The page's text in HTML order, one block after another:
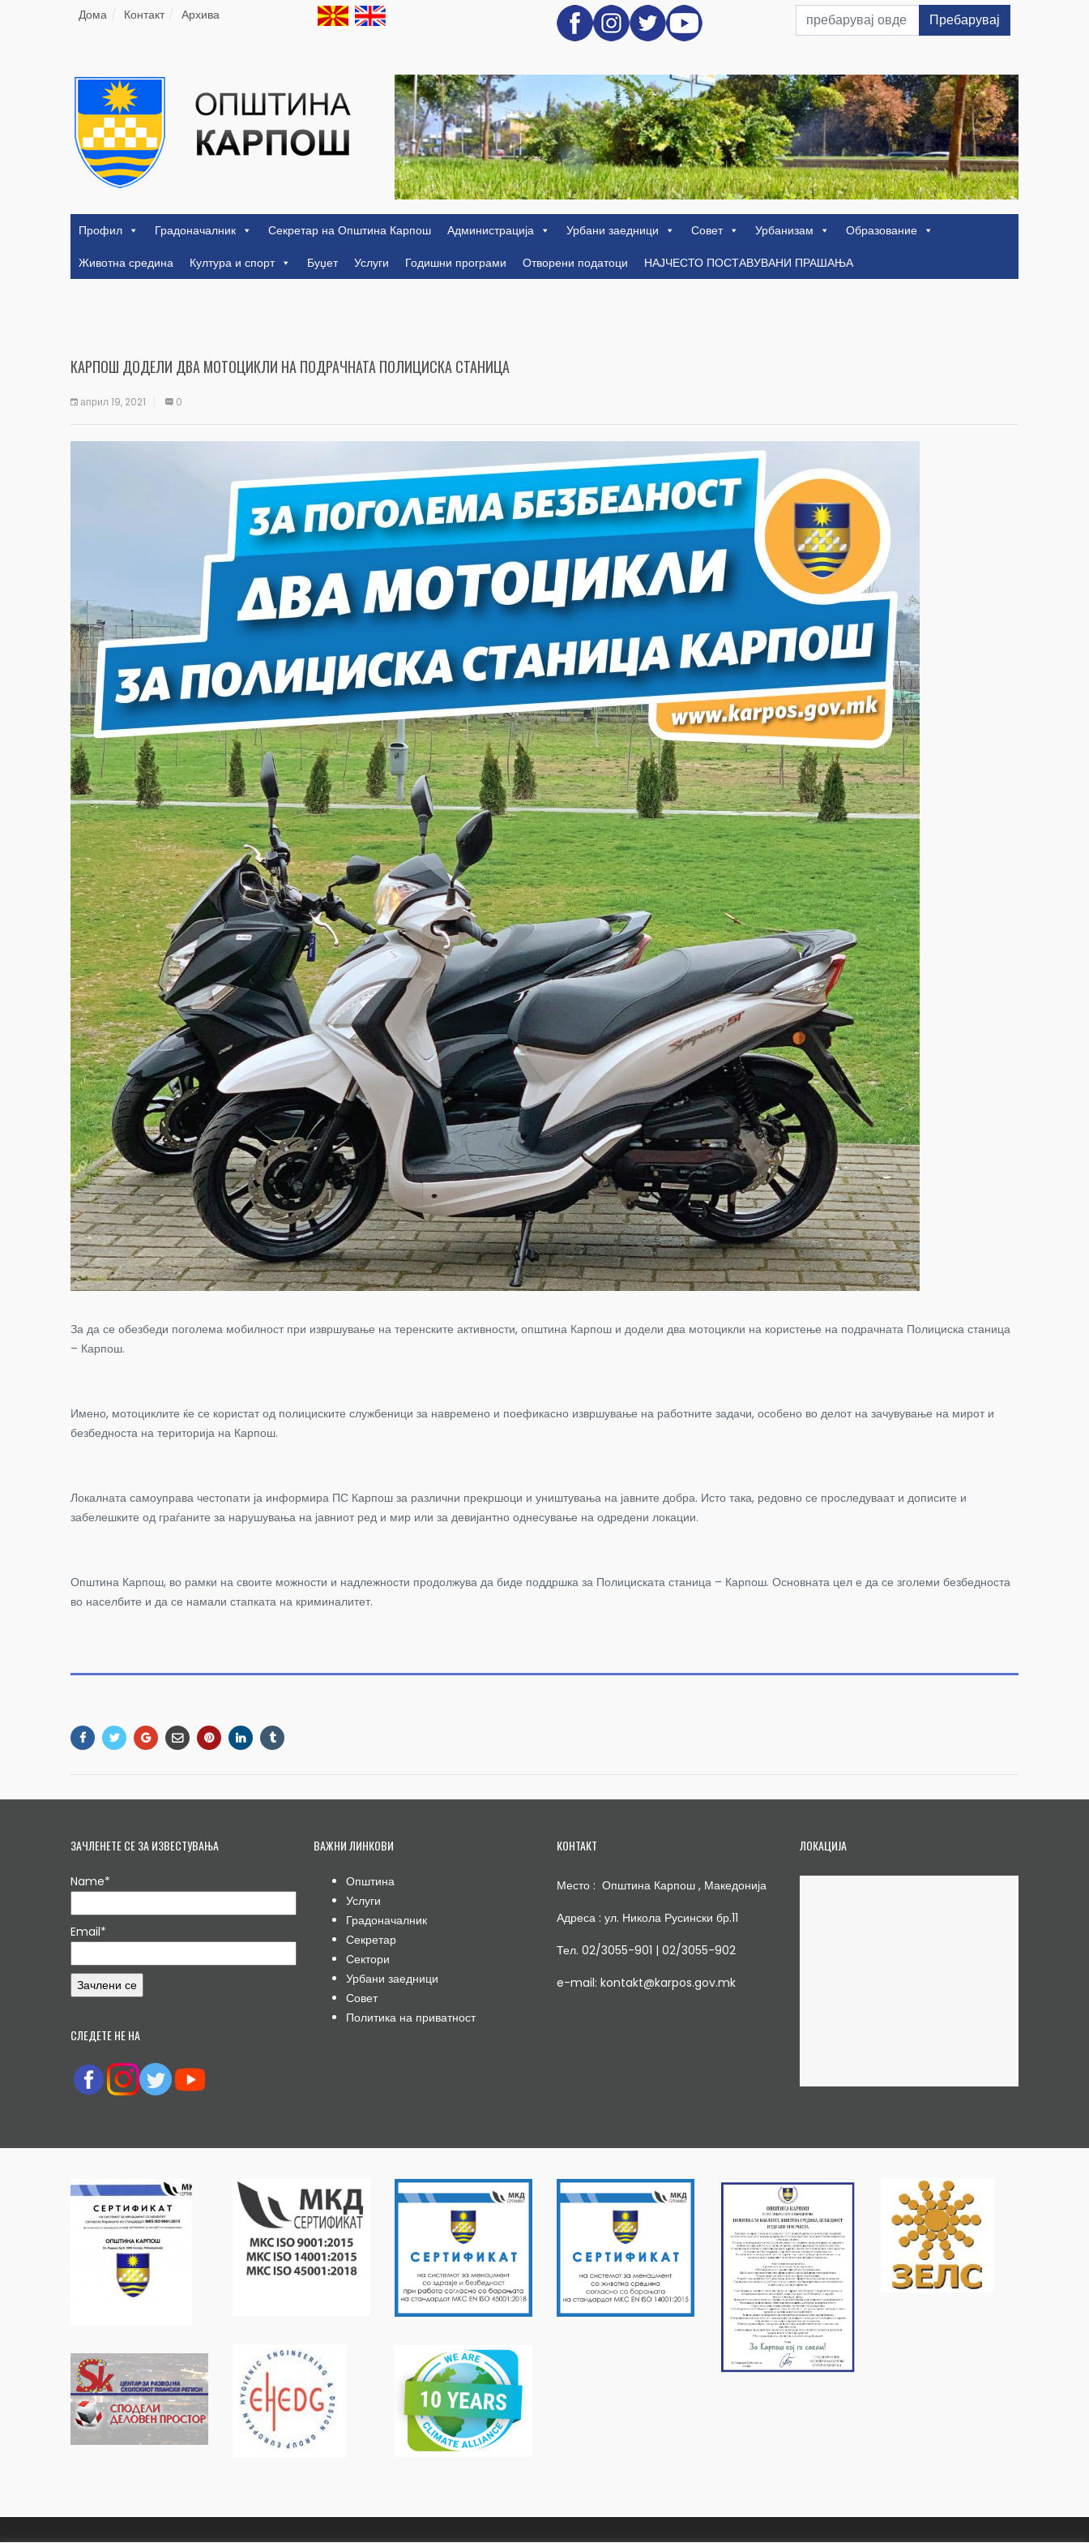
Дома Контакт Архива Пребарувај
Профил Градоначалник Секретар на Општина Карпош Администрација Урбани заедници Совет Урбанизам
Образование
Животна средина
Култура и спорт Буџет Услуги Годишни програми Отворени податоци НАЈЧЕСТО ПОСТАВУВАНИ ПРАШАЊА
КАРПОШ ДОДЕЛИ ДВА МОТОЦИКЛИ НА ПОДРАЧНАТА ПОЛИЦИСКА СТАНИЦА
април 19, 2021 0
За да се обезбеди поголема мобилност при извршување на теренските активности, општина Карпош и додели два мотоцикли на користење на подрачната Полициска станица
– Карпош.
Имено, мотоциклите ќе се користат од полициските службеници за навремено и поефикасно извршување на работните задачи, особено во делот на зачувување на мирот и
безбедноста на територија на Карпош.
Локалната самоуправа честопати ја информира ПС Карпош за различни прекршоци и уништувања на јавните добра. Исто така, редовно се проследуваат и дописите и
забелешките од граѓаните за нарушувања на јавниот ред и мир или за девијантно однесување на одредени локации.
Општина Карпош, во рамки на своите можности и надлежности продолжува да биде поддршка за Полициската станица – Карпош. Основната цел е да се зголеми безбедноста
во населбите и да се намали стапката на криминалитет.
ЗАЧЛЕНЕТЕ СЕ ЗА ИЗВЕСТУВАЊА
Name*
Email*
СЛЕДЕТЕ НЕ НА
ВАЖНИ ЛИНКОВИ
Општина
Услуги
Градоначалник
Секретар
Сектори
Урбани заедници
Совет
Политика на приватност
КОНТАКТ
Место : Општина Карпош , Македонија
Адреса : ул. Никола Русински бр.11
Тел. 02/3055-901 | 02/3055-902
e-mail: kontakt@karpos.gov.mk
ЛОКАЦИЈА